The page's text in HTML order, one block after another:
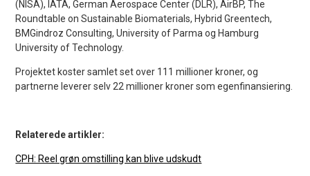
(NISA), IATA, German Aerospace Center (DLR), AirBP, The
Roundtable on Sustainable Biomaterials, Hybrid Greentech,
BMGindroz Consulting, University of Parma og Hamburg
University of Technology.
Projektet koster samlet set over 111 millioner kroner, og
partnerne leverer selv 22 millioner kroner som egenfinansiering.
Relaterede artikler:
CPH: Reel grøn omstilling kan blive udskudt